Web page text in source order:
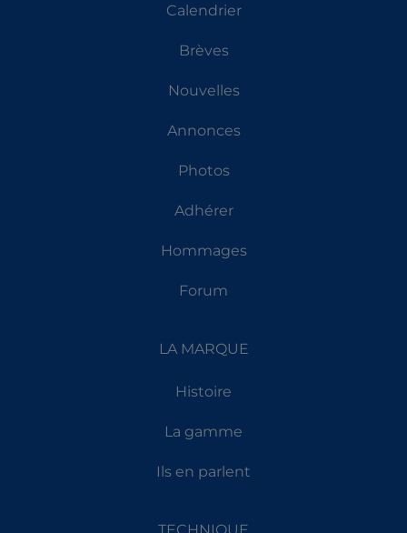
Calendrier
Brèves
Nouvelles
Annonces
Photos
Adhérer
Hommages
Forum
LA MARQUE
Histoire
La gamme
Ils en parlent